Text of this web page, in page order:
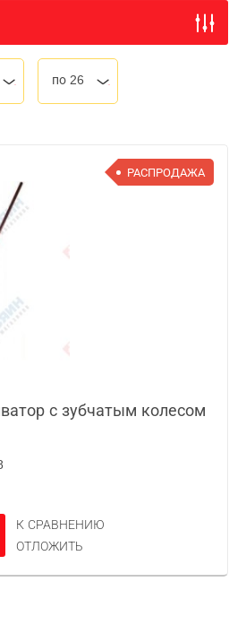
по 26
РАСПРОДАЖА
с зубчатым колесом
К СРАВНЕНИЮ
ОТЛОЖИТЬ